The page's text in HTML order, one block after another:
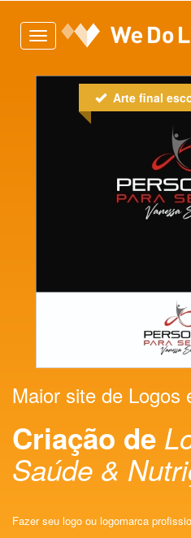
Toggle
navigation
Arte final
Maior site de Logos
Criação de
Saúde &
Fazer seu logo ou logomarca